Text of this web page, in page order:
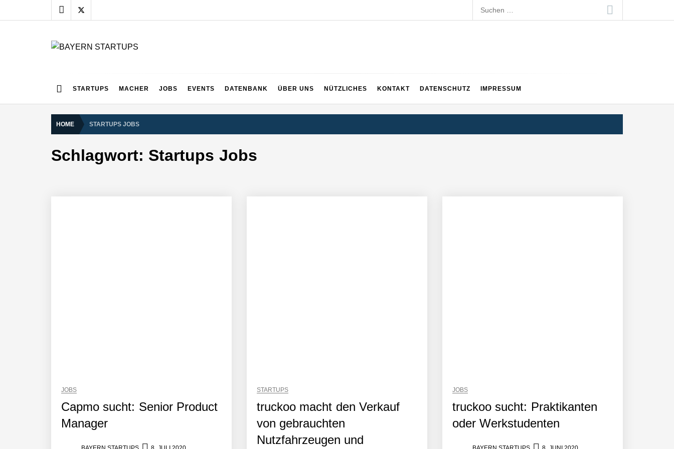
to
Suchen
nach:
STARTUPS MACHER JOBS EVENTS DATENBANK ÜBER UNS NÜTZLICHES KONTAKT DATENSCHUTZ IMPRESSUM
HOME STARTUPS JOBS
Schlagwort: Startups Jobs
JOBS
Capmo sucht: Senior Product
Manager
STARTUPS
truckoo macht den Verkauf
von gebrauchten
Nutzfahrzeugen und
JOBS
truckoo sucht: Praktikanten
oder Werkstudenten